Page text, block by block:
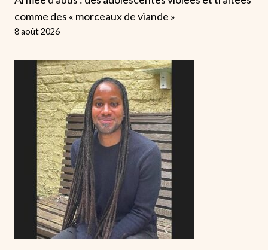
comme des « morceaux de viande »
8 août 2026